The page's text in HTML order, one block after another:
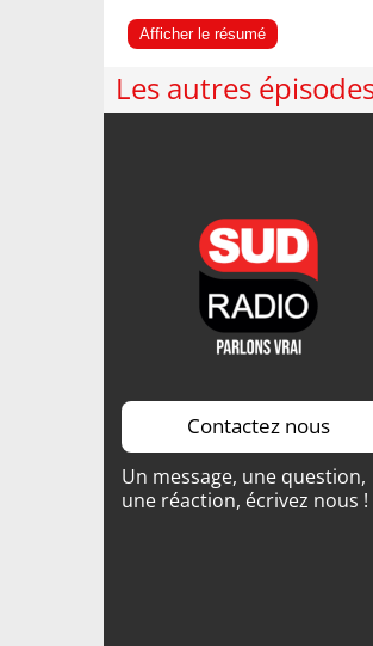
Afficher le résumé
Les autres
Contactez nous
Un message, une question,
une réaction, écrivez nous !